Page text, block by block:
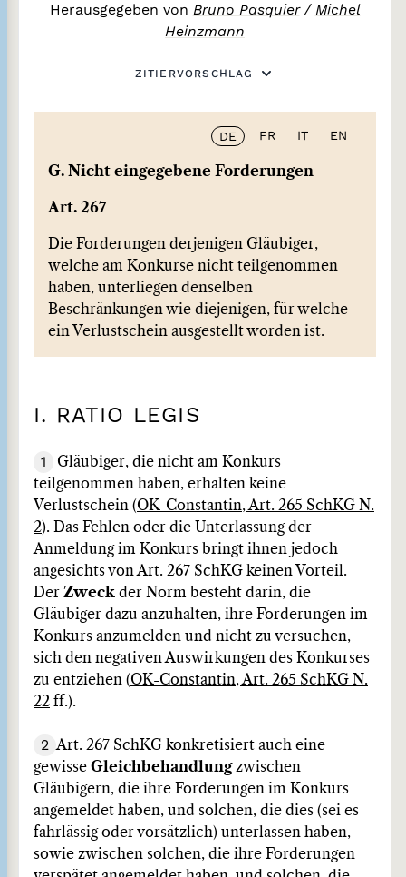
Herausgegeben von Bruno Pasquier/ Michel
Heinzmann
ZITIERVORSCHLAG
DE FR IT EN
G. Nicht eingegebene Forderungen
Art. 267
Die Forderungen derjenigen Gläubiger,
welche am Konkurse nicht teilgenommen
haben, unterliegen denselben
Beschränkungen wie diejenigen, für welche
ein Verlustschein ausgestellt worden ist.
I. RATIO LEGIS
1
Gläubiger, die nicht am Konkurs
teilgenommen haben, erhalten keine
Verlustschein (OK-Constantin, Art. 265 SchKG N.
2). Das Fehlen oder die Unterlassung der
Anmeldung im Konkurs bringt ihnen jedoch
angesichts von Art. 267 SchKG keinen Vorteil.
Der Zweck der Norm besteht darin, die
Gläubiger dazu anzuhalten, ihre Forderungen im
Konkurs anzumelden und nicht zu versuchen,
sich den negativen Auswirkungen des Konkurses
zu entziehen (OK-Constantin, Art. 265 SchKG N.
22 ff.).
2 Art. 267 SchKG konkretisiert auch eine
gewisse Gleichbehandlungzwischen
Gläubigern, die ihre Forderungen im Konkurs
angemeldet haben, und solchen, die dies (sei es
fahrlässig oder vorsätzlich) unterlassen haben,
sowie zwischen solchen, die ihre Forderungen